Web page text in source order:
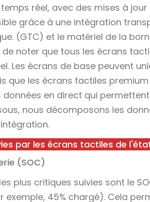
réel, avec des mises à
grâce à une intégration
(GTC) et le matériel de la
noter que tous les écrans
Les écrans de base peuvent
que les écrans tactiles
en direct qui
nous décomposons les
par les écrans tactiles de
(SOC)
plus critiques suivies sont le
exemple, 45% chargé). Cela